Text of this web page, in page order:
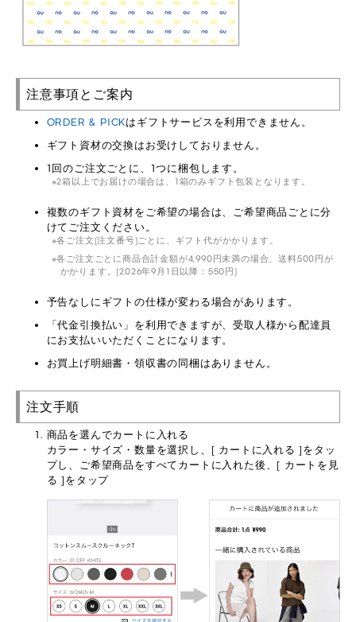
注意事項とご案内
ORDER & PICKはギフトサービスを利用できません。
ギフト資材の交換はお受けしておりません。
1回のご注文ごとに、1つに梱包します。
2箱以上でお届けの場合は、1箱のみギフト包装となります。
複数のギフト資材をご希望の場合は、ご希望商品ごとに分
けてご注文ください。
各ご注文(注文番号)ごとに、ギフト代がかかります。
各ご注文ごとに商品合計金額が4,990円未満の場合、送料500円が
かかります。(2026年9月1日以降：550円)
予告なしにギフトの仕様が変わる場合があります。
「代金引換払い」を利用できますが、受取人様から配達員
にお支払いいただくことになります。
お買上げ明細書・領収書の同梱はありません。
注文手順
商品を選んでカートに入れる
カラー・サイズ・数量を選択し、[ カートに入れる ]をタッ
プし、ご希望商品をすべてカートに入れた後、[ カートを見
る ]をタップ